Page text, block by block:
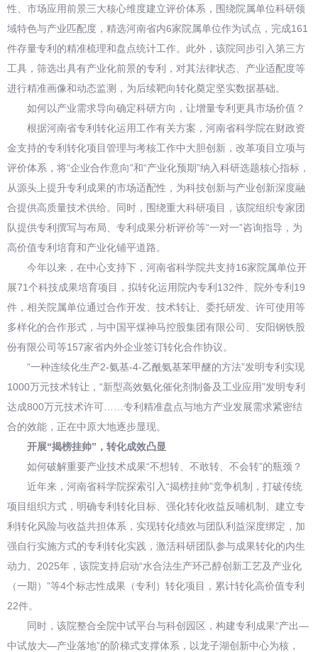
性、市场应用前景三大核心维度建立评价体系，围绕院属单位科研领
域特色与产业匹配度，精选河南省内6家院属单位作为试点，完成161
件存量专利的精准梳理和盘点统计工作。此外，该院同步引入第三方
工具，筛选出具有产业化前景的专利，对其法律状态、产业适配度等
进行精准画像和动态监测，为后续靶向转化奠定坚实数据基础。
如何以产业需求导向确定科研方向，让增量专利更具市场价值？
根据河南省专利转化运用工作有关方案，河南省科学院在财政资
金支持的专利转化项目管理与考核工作中大胆创新，改革项目立项与
评价体系，将“企业合作意向”和“产业化预期”纳入科研选题核心指标，
从源头上提升专利成果的市场适配性，为科技创新与产业创新深度融
合提供高质量技术供给。同时，围绕重大科研项目，该院组织专家团
队提供专利撰写与布局、专利成果分析评价等“一对一”咨询指导，为
高价值专利培育和产业化铺平道路。
今年以来，在中心支持下，河南省科学院共支持16家院属单位开
展71个科技成果培育项目，拟转化运用院内专利132件、院外专利19
件，相关院属单位通过合作开发、技术转让、委托研发、许可使用等
多样化的合作形式，与中国平煤神马控股集团有限公司、安阳钢铁股
份有限公司等157家省内外企业签订转化合作协议。
“一种连续化生产2-氨基-4-乙酰氨基苯甲醚的方法”发明专利实现
1000万元技术转让，“新型高效氨化催化剂制备及工业应用”发明专利
达成800万元技术许可……专利精准盘点与地方产业发展需求紧密结
合的效能，正在中原大地逐步显现。
开展“揭榜挂帅”，转化成效凸显
如何破解重要产业技术成果“不想转、不敢转、不会转”的瓶颈？
近年来，河南省科学院探索引入“揭榜挂帅”竞争机制，打破传统
项目组织方式，明确专利转化目标、强化转化收益反哺机制、建立专
利转化风险与收益共担体系，实现转化绩效与团队利益深度绑定，加
强自行实施方式的专利转化实践，激活科研团队参与成果转化的内生
动力。2025年，该院支持启动“水合法生产环己醇创新工艺及产业化
（一期）”等4个标志性成果（专利）转化项目，累计转化高价值专利
22件。
同时，该院整合全院中试平台与科创园区，构建专利成果“产出—
中试放大—产业落地”的阶梯式支撑体系，以龙子湖创新中心为核，